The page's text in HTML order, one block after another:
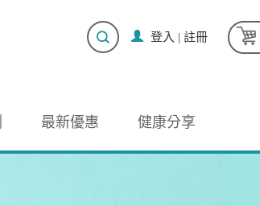
登入 | 註冊
最新優惠 健康分享